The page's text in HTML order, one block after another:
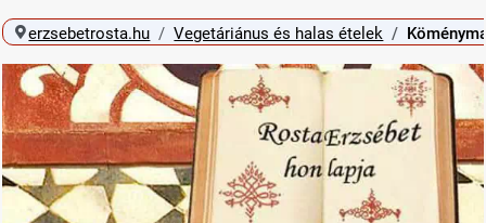
erzsebetrosta.hu Vegetáriánus és halas ételek